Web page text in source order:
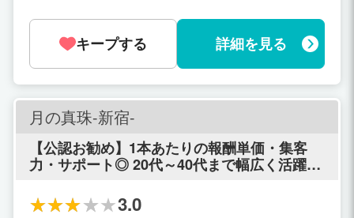
時・14時から)～夕方(18時・19時・20時
まで)勤務目安 400,000円前後 夕方(15
時・16時・17時から)～夜(21時・22時・
22時まで)勤務目安 430,000円前後
ではありませんので空いた時間や貴女の
都合の良いタイミングでご出勤下さい。
出勤日数・出勤曜日等含め自由にお決め
下さい。 また 「この時期ならどの曜日
に出勤するのが良いですか？」や 「来週
は何曜日がお客様動きそうですか？」
等々 こまめご相談いただくのも構いませ
ん。詳細データを元に的確にアドバイス
させていただきます。 もちろん生理休暇
制度もございますのでご安心下さい。 ※
申請方法は週末に翌週分提出となりま
す。
キープする 詳細を見る
月の真珠-新宿-
【公認お勧め】1本あたりの報酬単価・集客
力・サポート◎ 20代～40代まで幅広く活躍で
3.0